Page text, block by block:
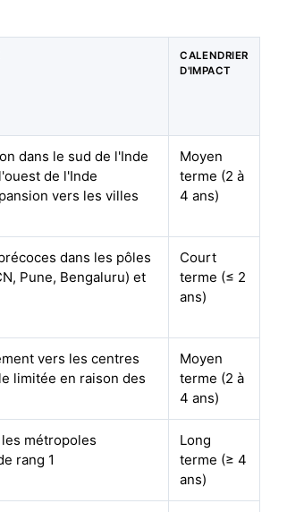
CALENDRIER
D'IMPACT
dans le sud de l'Inde
de l'Inde
vers les villes
Moyen
terme (2 à
4 ans)
dans les pôles
Pune, Bengaluru) et
Court
terme (≤ 2
ans)
vers les centres
limitée en raison des
Moyen
terme (2 à
4 ans)
métropoles
rang 1
Long
terme (≥ 4
ans)